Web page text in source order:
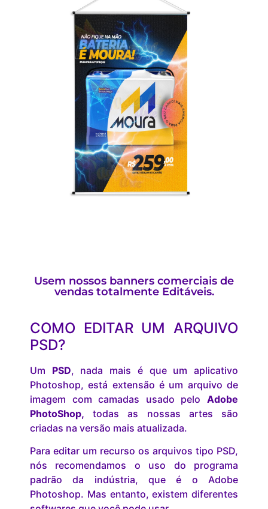
Usem nossos banners comerciais de
vendas totalmente Editáveis.
COMO EDITAR UM ARQUIVO
PSD?
Um PSD, nada mais é que um aplicativo
Photoshop, está extensão é um arquivo de
imagem com camadas usado pelo Adobe
PhotoShop, todas as nossas artes são
criadas na versão mais atualizada.
Para editar um recurso os arquivos tipo PSD,
nós recomendamos o uso do programa
padrão da indústria, que é o Adobe
Photoshop. Mas entanto, existem diferentes